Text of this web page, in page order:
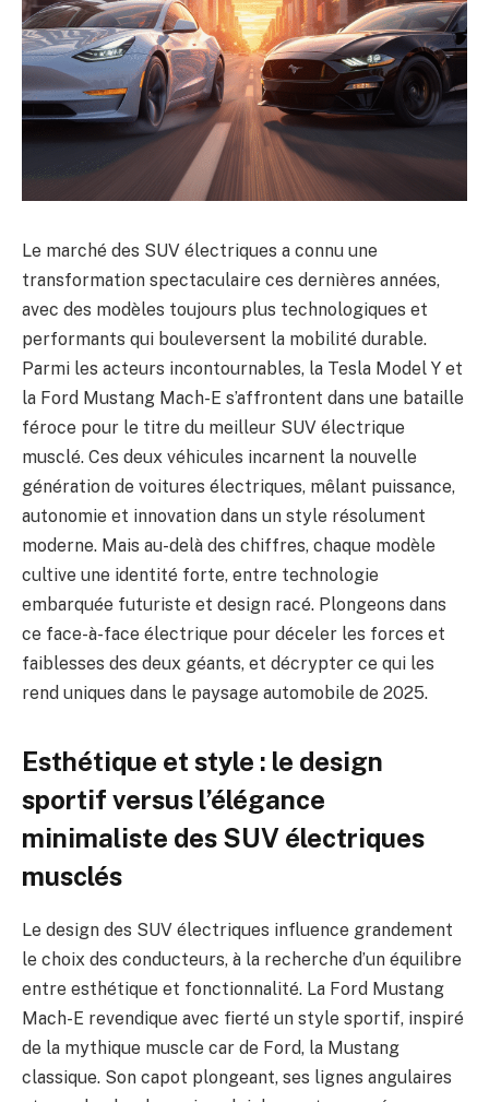
Le marché des SUV électriques a connu une
transformation spectaculaire ces dernières années,
avec des modèles toujours plus technologiques et
performants qui bouleversent la mobilité durable.
Parmi les acteurs incontournables, la Tesla Model Y et
la Ford Mustang Mach-E s’affrontent dans une bataille
féroce pour le titre du meilleur SUV électrique
musclé. Ces deux véhicules incarnent la nouvelle
génération de voitures électriques, mêlant puissance,
autonomie et innovation dans un style résolument
moderne. Mais au-delà des chiffres, chaque modèle
cultive une identité forte, entre technologie
embarquée futuriste et design racé. Plongeons dans
ce face-à-face électrique pour déceler les forces et
faiblesses des deux géants, et décrypter ce qui les
rend uniques dans le paysage automobile de 2025.
Esthétique et style : le design
sportif versus l’élégance
minimaliste des SUV électriques
musclés
Le design des SUV électriques influence grandement
le choix des conducteurs, à la recherche d’un équilibre
entre esthétique et fonctionnalité. La Ford Mustang
Mach-E revendique avec fierté un style sportif, inspiré
de la mythique muscle car de Ford, la Mustang
classique. Son capot plongeant, ses lignes angulaires